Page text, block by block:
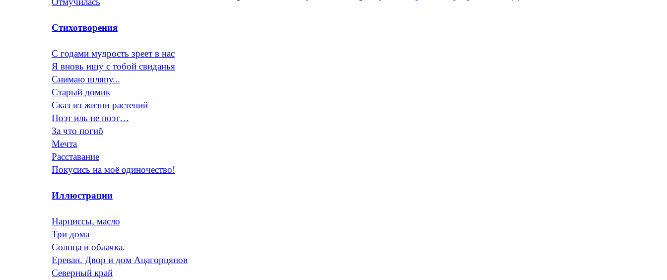
Стихотворения
С годами мудрость зреет в нас
Я вновь ищу с тобой свиданья
Снимаю шляпу...
Старый домик
Сказ из жизни растений
Поэт иль не поэт…
За что погиб
Мечта
Расставание
Покусись на моё одиночество!
Иллюстрации
Нарциссы, масло
Три дома
Солнца и облачка.
Ереван. Двор и дом Ацагорцянов
Северный край